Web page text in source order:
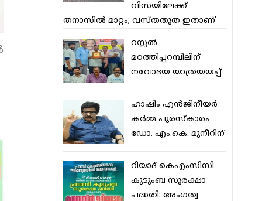
വിസയിലേക്ക്
തനാസില്‍ മാറ്റം; വസ്തതുത ഇതാണ്
റസ്സല്‍
മഠത്തിപ്പറമ്പിലിന്
നവോദയ യാത്രയയപ്പ്
ഹാഷിം എന്‍ജിനീയര്‍
കര്‍മ്മ പുരസ്‌കാരം
ഡോ. എം.കെ. മുനീറിന്
റിയാദ് കെഎംസിസി
കുടുംബ സുരക്ഷാ
പദ്ധതി: അംഗത്വ